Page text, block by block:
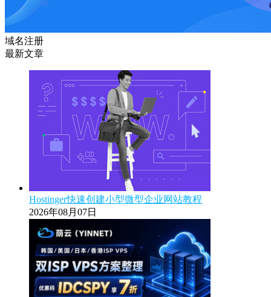
域名注册
最新文章
Hostinger快速创建小型微型企业网站教程
2026年08月07日